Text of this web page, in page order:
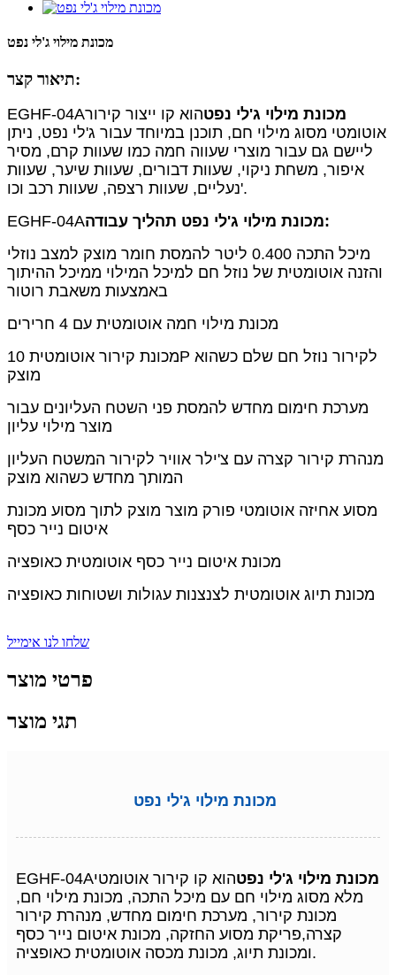
מכונת מילוי ג'לי נפט
תיאור קצר:
EGHF-04A מכונת מילוי ג'לי נפטהוא קו ייצור קירור
אוטומטי מסוג מילוי חם, תוכנן במיוחד עבור ג'לי נפט, ניתן
ליישם גם עבור מוצרי שעווה חמה כמו שעוות קרם, מסיר
איפור, משחת ניקוי, שעוות דבורים, שעוות שיער, שעוות
נעליים, שעוות רצפה, שעוות רכב וכו'.
EGHF-04A
מכונת מילוי ג'לי נפטתהליך עבודה:
מיכל התכה 0.400 ליטר להמסת חומר מוצק למצב נוזלי
והזנה אוטומטית של נוזל חם למיכל המילוי ממיכל ההיתוך
באמצעות משאבת רוטור
מכונת מילוי חמה אוטומטית עם 4 חרירים
מכונת קירור אוטומטית 10P לקירור נוזל חם שלם כשהוא
מוצק
מערכת חימום מחדש להמסת פני השטח העליונים עבור
מוצר מילוי עליון
מנהרת קירור קצרה עם צ'ילר אוויר לקירור המשטח העליון
המותך מחדש כשהוא מוצק
מסוע אחיזה אוטומטי פורק מוצר מוצק לתוך מסוע מכונת
איטום נייר כסף
מכונת איטום נייר כסף אוטומטית כאופציה
מכונת תיוג אוטומטית לצנצנות עגולות ושטוחות כאופציה
שלחו לנו אימייל
פרטי מוצר
תגי מוצר
מכונת מילוי ג'לי נפט
EGHF-04A מכונת מילוי ג'לי נפטהוא קו קירור אוטומטי
מלא מסוג מילוי חם עם מיכל התכה, מכונת מילוי חם,
מכונת קירור, מערכת חימום מחדש, מנהרת קירור
קצרה,פריקת מסוע החזקה, מכונת איטום נייר כסף
ומכונת תיוג, מכונת מכסה אוטומטית כאופציה.